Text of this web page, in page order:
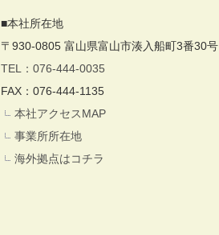
■本社所在地
〒930-0805 富山県富山市湊入船町3番30号
TEL：076-444-0035
FAX：076-444-1135
本社アクセスMAP
事業所所在地
海外拠点はコチラ